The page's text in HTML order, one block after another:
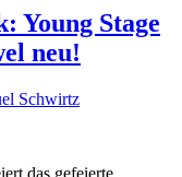
Young Stage
neu!
Schwirtz
das gefeierte